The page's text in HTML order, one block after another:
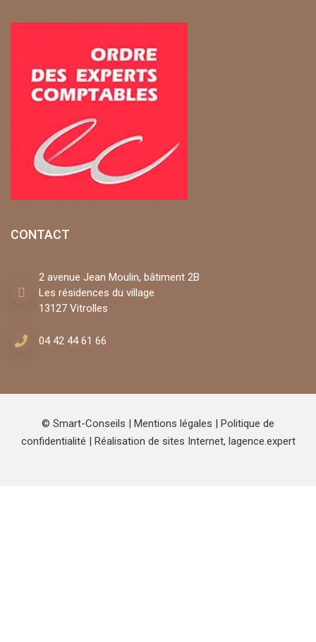
CONTACT
2 avenue Jean Moulin, bâtiment 2B
Les résidences du village
13127 Vitrolles
04 42 44 61 66
© Smart-Conseils | Mentions légales | Politique de
confidentialité | Réalisation de sites Internet, lagence.expert